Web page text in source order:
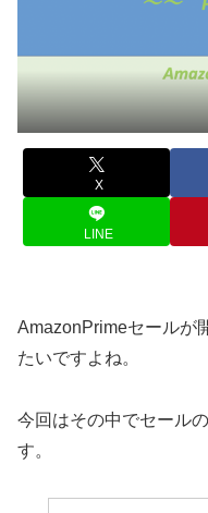
X
LINE
AmazonPrimeセールが
たいですよね。
今回はその中でセール
す。